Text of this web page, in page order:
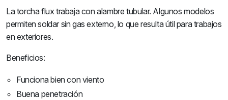
La torcha flux trabaja con alambre tubular. Algunos modelos
permiten soldar sin gas externo, lo que resulta útil para trabajos
en exteriores.
Beneficios:
Funciona bien con viento
Buena penetración